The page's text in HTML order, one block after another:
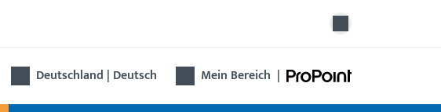
Deutschland | Deutsch Mein Bereich |